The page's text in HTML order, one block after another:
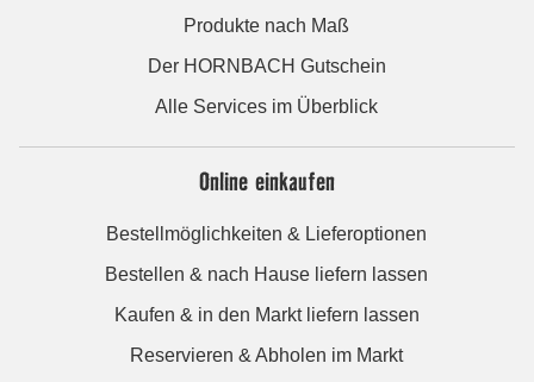
Produkte nach Maß
Der HORNBACH Gutschein
Alle Services im Überblick
Online einkaufen
Bestellmöglichkeiten & Lieferoptionen
Bestellen & nach Hause liefern lassen
Kaufen & in den Markt liefern lassen
Reservieren & Abholen im Markt